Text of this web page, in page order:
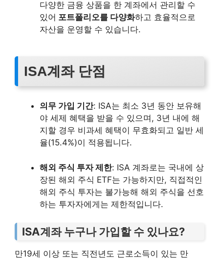
다양한 금융 상품을 한 계좌에서 관리할 수
있어 포트폴리오를 다양화하고 효율적으로
자산을 운영할 수 있습니다.
ISA계좌 단점
의무 가입 기간: ISA는 최소 3년 동안 보유해
야 세제 혜택을 받을 수 있으며, 3년 내에 해
지할 경우 비과세 혜택이 무효화되고 일반 세
율(15.4%)이 적용됩니다​.
해외 주식 투자 제한: ISA 계좌로는 국내에 상
장된 해외 주식 ETF는 가능하지만, 직접적인
해외 주식 투자는 불가능해 해외 주식을 선호
하는 투자자에게는 제한적입니다.
ISA계좌 누구나 가입할 수 있나요?
만19세 이상 또는 직전년도 근로소득이 있는 만